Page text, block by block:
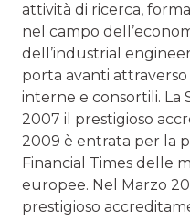
attività di ricerca,
nel campo
dell’industrial
porta avanti
interne e consortili. La
2007 il prestigioso
2009 è entrata per la
Financial Times delle
europee. Nel Marzo
prestigioso